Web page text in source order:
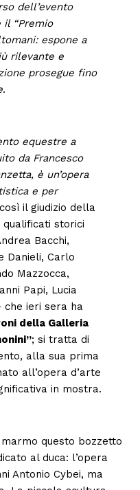
dell’evento
“Premio
espone a
rilevante e
prosegue fino
.
equestre a
da Francesco
è un’opera
e per
il giudizio della
qualificati storici
Bacchi,
Danieli, Carlo
Mazzocca,
Papi, Lucia
che ieri sera ha
della Galleria
; si tratta di
alla sua prima
all’opera d’arte
in mostra.
questo bozzetto
al duca: l’opera
Antonio Cybei, ma